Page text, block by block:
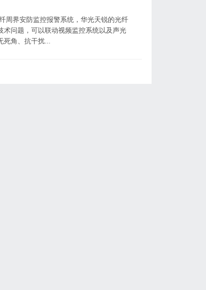
周界安防监控报警系统，华光天锐的光纤
术问题，可以联动视频监控系统以及声光
角、抗干扰...